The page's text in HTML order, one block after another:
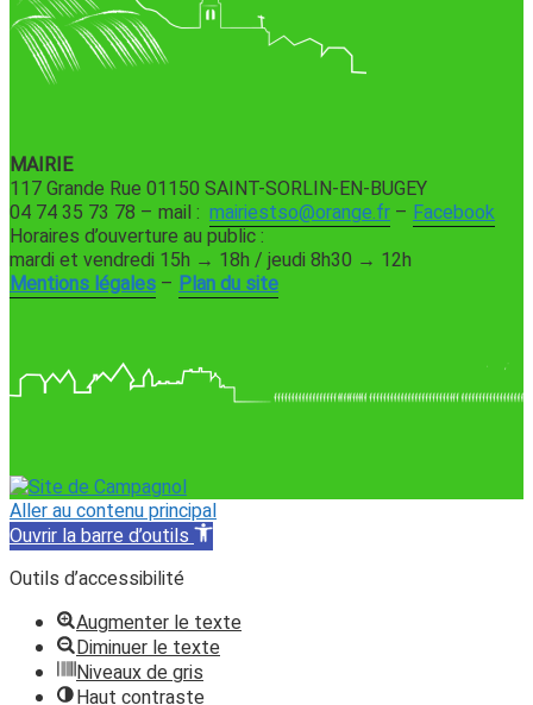
MAIRIE
117 Grande Rue 01150 SAINT-SORLIN-EN-BUGEY
04 74 35 73 78 – mail : mairiestso@orange.fr – Facebook
Horaires d’ouverture au public :
mardi et vendredi 15h → 18h / jeudi 8h30 → 12h
Mentions légales – Plan du site
Aller au contenu principal
Ouvrir la barre d’outils
Outils d’accessibilité
Augmenter le texte
Diminuer le texte
Niveaux de gris
Haut contraste